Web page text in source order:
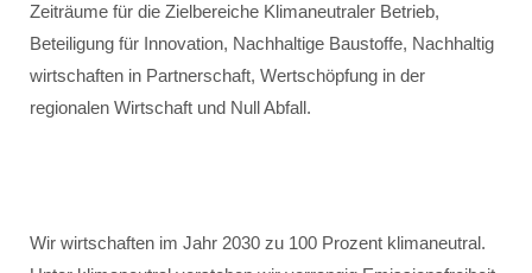
Zeiträume für die Zielbereiche Klimaneutraler Betrieb,
Beteiligung für Innovation, Nachhaltige Baustoffe, Nachhaltig
wirtschaften in Partnerschaft, Wertschöpfung in der
regionalen Wirtschaft und Null Abfall.
Wir wirtschaften im Jahr 2030 zu 100 Prozent klimaneutral.